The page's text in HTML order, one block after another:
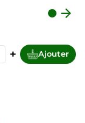

+ Ajouter